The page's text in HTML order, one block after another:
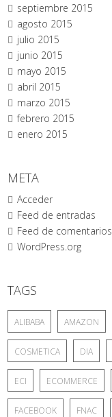
septiembre 2015
agosto 2015
julio 2015
junio 2015
mayo 2015
abril 2015
marzo 2015
febrero 2015
enero 2015
META
Acceder
Feed de entradas
Feed de comentarios
WordPress.org
TAGS
ALIBABA AMAZON
COSMETICA DIA
ECI ECOMMERCE
FACEBOOK FNAC